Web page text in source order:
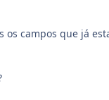
os campos que já